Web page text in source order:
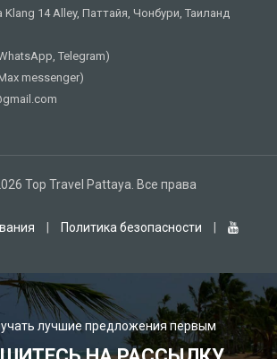
Klang 14 Alley, Паттайя, Чонбури, Таиланд
Telegram)
messenger)
Top Travel Pattaya. Все права
Политика безопасности
лучшие предложения первым